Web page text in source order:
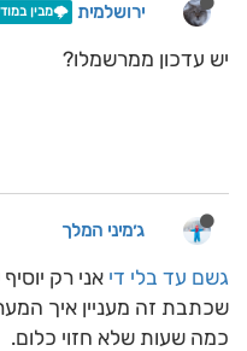
ירושלמית 🌩️מבין
יש עדכון ממרשמלו?
ג׳מיני המלך
גשם עד בלי די אני רק
שכתבת זה מעניין איך
כמה שעות שלא חזוי כלום.